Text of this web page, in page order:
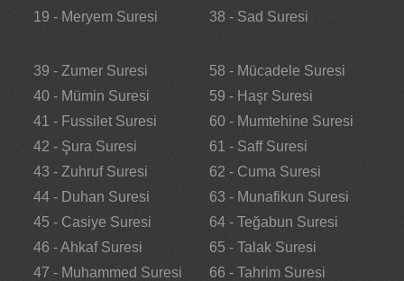
19 - Meryem Suresi
38 - Sad Suresi
39 - Zumer Suresi
40 - Mümin Suresi
41 - Fussilet Suresi
42 - Şura Suresi
43 - Zuhruf Suresi
44 - Duhan Suresi
45 - Casiye Suresi
46 - Ahkaf Suresi
47 - Muhammed Suresi
58 - Mücadele Suresi
59 - Haşr Suresi
60 - Mumtehine Suresi
61 - Saff Suresi
62 - Cuma Suresi
63 - Munafikun Suresi
64 - Teğabun Suresi
65 - Talak Suresi
66 - Tahrim Suresi